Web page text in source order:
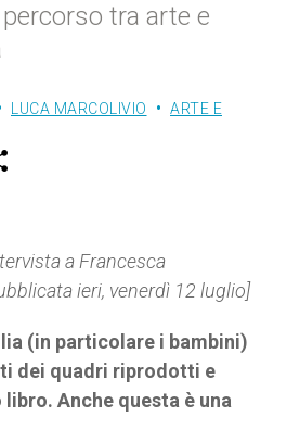
tra arte e
LUCA MARCOLIVIO
ARTE E
a Francesca
ieri, venerdì 12 luglio]
(in particolare i bambini)
dei quadri riprodotti e
Anche questa è una